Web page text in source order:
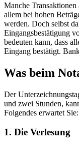
Manche
allem bei hohen
werden. Doch selbst
Eingangsbestätigung
bedeuten kann, dass
Eingang bestätigt.
Was beim
Der
und zwei Stunden,
Folgendes erwartet Sie:
1. Die Verlesung